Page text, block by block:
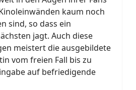
kaum noch
sind, so dass ein
jagt. Auch diese
meistert die ausgebildete
vom freien Fall bis zu
auf befriedigende